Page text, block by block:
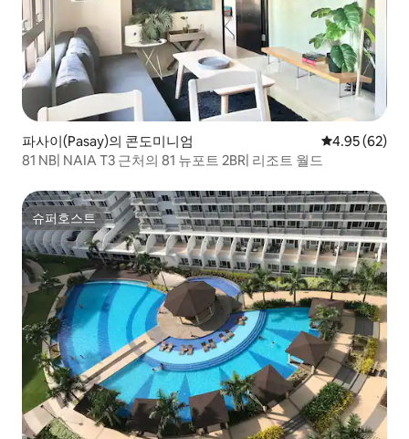
파사이(Pasay)의 콘도미니엄 평점 4.95점(5
4.95 (62)
81 NB| NAIA T3 근처의 81 뉴포트 2BR| 리조트 월드
슈퍼호스트
슈퍼호스트